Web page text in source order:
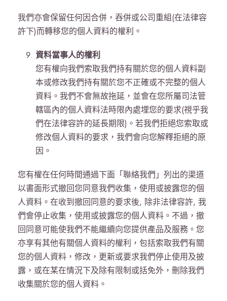
我們亦會保留任何因合併，吞併或公司重組(在法律容
許下)而轉移您的個人資料的權利。
資料當事人的權利
您有權向我們索取我們持有關於您的個人資料副
本或修改我們持有關於您不正確或不完整的個人
資料。我們不會無故拖延，並會在您所屬司法管
轄區內的個人資料法時限內處埋您的要求(視乎我
們在法律容許的延長期限)。若我們拒絕您索取或
修改個人資料的要求，我們會向您解釋拒絕的原
因。
您有權在任何時間通過下面「聯絡我們」列出的渠道
以書面形式撤回您同意我們收集，使用或披露您的個
人資料。在收到撤回同意的要求後, 除非法律容許, 我
們會停止收集，使用或披露您的個人資料。不過，撤
回同意可能使我們不能繼續向您提供產品及服務。您
亦享有其他有關個人資料的權利，包括索取我們有關
您的個人資料，修改，更新或要求我們停止使用及披
露，或在某在情況下及除有限制或括免外，刪除我們
收集關於您的個人資料。